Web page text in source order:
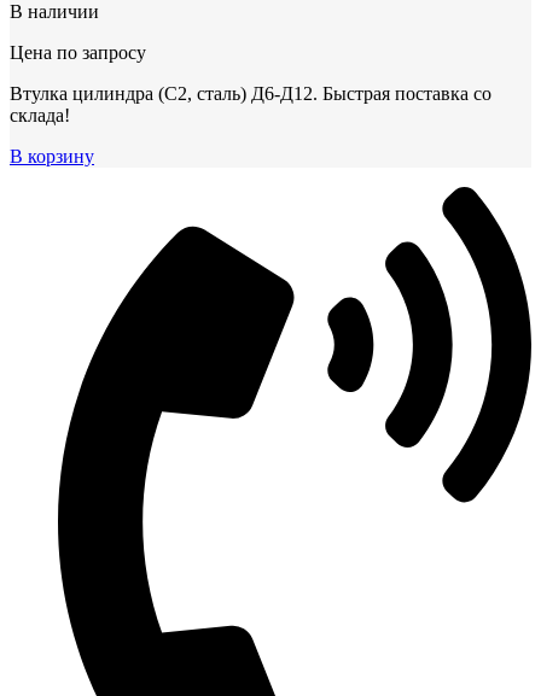
В наличии
Цена по запросу
Втулка цилиндра (С2, сталь) Д6-Д12. Быстрая поставка со
склада!
В корзину